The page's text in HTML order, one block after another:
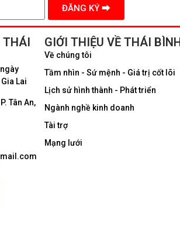
ĐĂNG KÝ ⮕
Lai
Tân An,
GIỚI THIỆU VỀ THÁI BÌNH
Về chúng tôi
Tầm nhìn - Sứ mệnh - Giá trị cốt lõi
Lịch sử hình thành - Phát triển
Ngành nghề kinh doanh
Tài trợ
Mạng lưới